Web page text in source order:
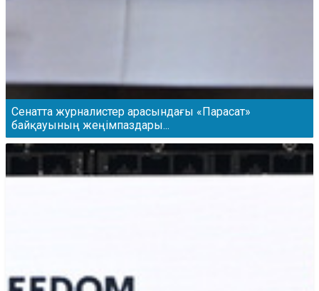
Сенатта журналистер арасындағы «Парасат»
байқауының жеңімпаздары...